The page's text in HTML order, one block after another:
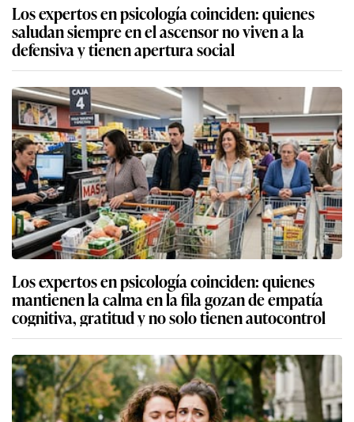
Los expertos en psicología coinciden: quienes
saludan siempre en el ascensor no viven a la
defensiva y tienen apertura social
Los expertos en psicología coinciden: quienes
mantienen la calma en la fila gozan de empatía
cognitiva, gratitud y no solo tienen autocontrol